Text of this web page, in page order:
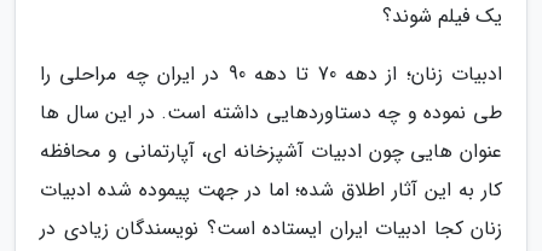
یک فیلم شوند؟
ادبیات زنان؛ از دهه 70 تا دهه 90 در ایران چه مراحلی را
طی نموده و چه دستاوردهایی داشته است. در این سال ها
عنوان هایی چون ادبیات آشپزخانه ای، آپارتمانی و محافظه
کار به این آثار اطلاق شده؛ اما در جهت پیموده شده ادبیات
زنان کجا ادبیات ایران ایستاده است؟ نویسندگان زیادی در